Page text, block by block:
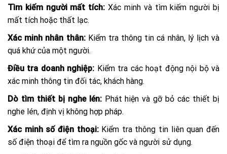
Tìm kiếm người mất tích: Xác minh và tìm kiếm người bị
mất tích hoặc thất lạc.
Xác minh nhân thân:Kiểm tra thông tin cá nhân, lý lịch và
quá khứ của một người.
Điều tra doanh nghiệp: Kiểm tra các hoạt động nội bộ và
xác minh thông tin đối tác, khách hàng.
Dò tìm thiết bị nghe lén:Phát hiện và gỡ bỏ các thiết bị
nghe lén, định vị không hợp pháp.
Xác minh số điện thoại:Kiểm tra thông tin liên quan đến
số điện thoại để tìm ra nguồn gốc và người sử dụng.